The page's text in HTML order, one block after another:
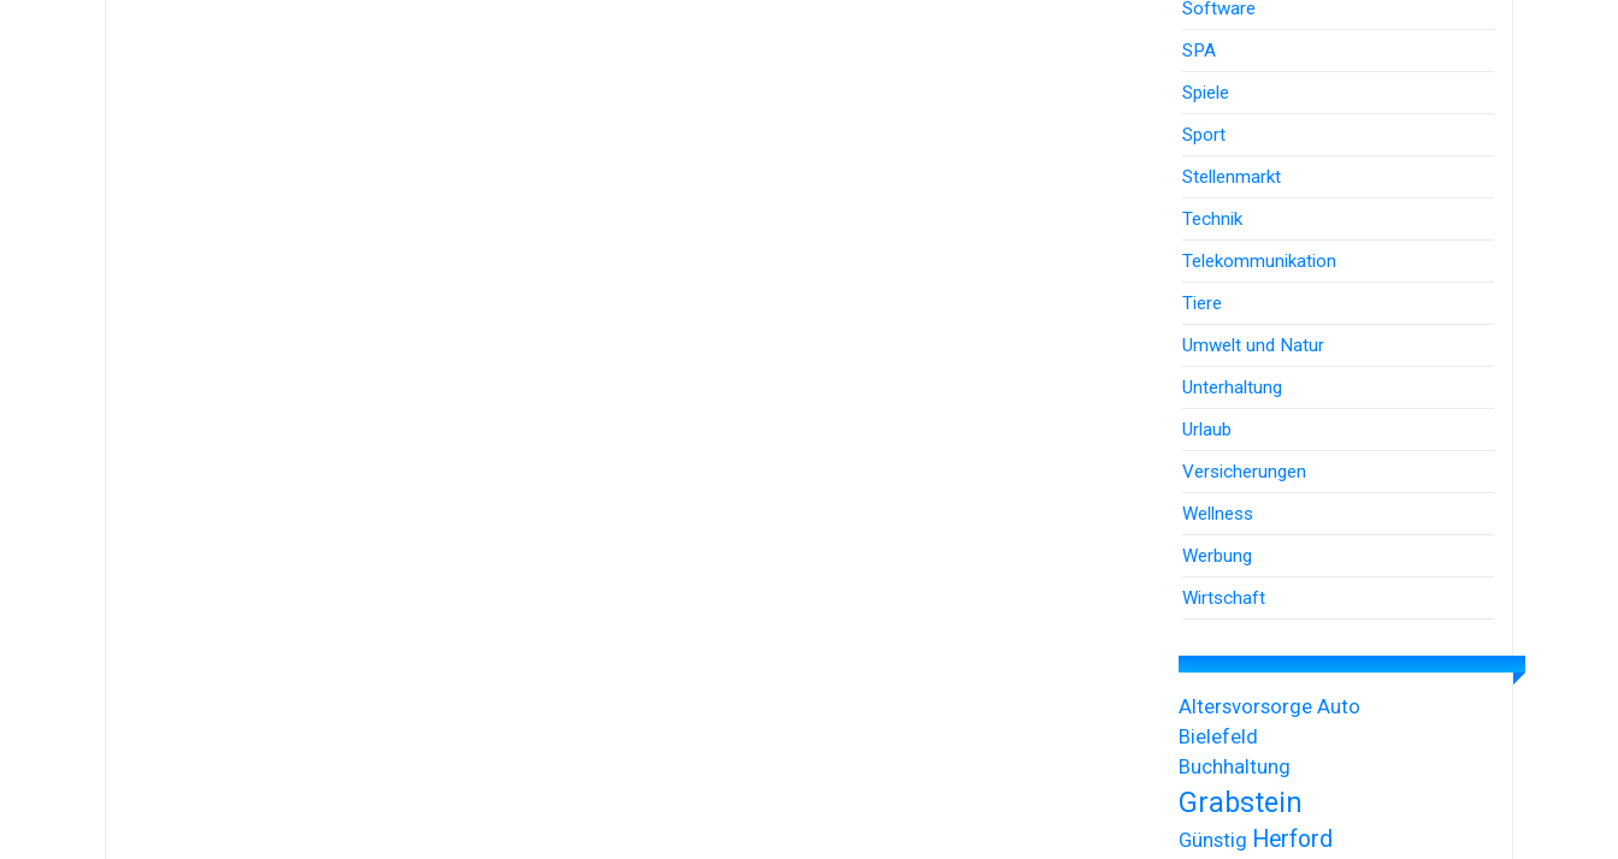
Software
SPA
Spiele
Sport
Stellenmarkt
Technik
Telekommunikation
Tiere
Umwelt und Natur
Unterhaltung
Urlaub
Versicherungen
Wellness
Werbung
Wirtschaft
Altersvorsorge Auto
Bielefeld
Buchhaltung
Grabstein
Günstig Herford